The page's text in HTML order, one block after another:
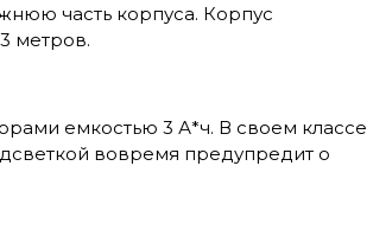
часть корпуса. Корпус
метров.
емкостью 3 А*ч. В своем классе
вовремя предупредит о